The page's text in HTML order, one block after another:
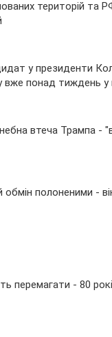
територій та
у президенти
вже понад тиждень у
втеча Трампа -
обмін полоненими -
перемагати - 80